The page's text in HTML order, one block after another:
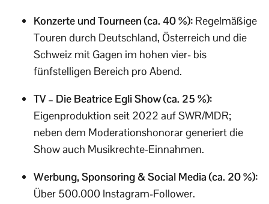
Konzerte und Tourneen (ca. 40 %): Regelmäßige
Touren durch Deutschland, Österreich und die
Schweiz mit Gagen im hohen vier- bis
fünfstelligen Bereich pro Abend.
TV – Die Beatrice Egli Show (ca. 25 %):
Eigenproduktion seit 2022 auf SWR/MDR;
neben dem Moderationshonorar generiert die
Show auch Musikrechte-Einnahmen.
Werbung, Sponsoring & Social Media (ca. 20 %):
Über 500.000 Instagram-Follower.